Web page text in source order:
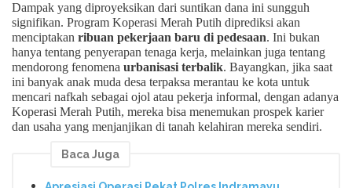
Dampak yang diproyeksikan dari suntikan dana ini sungguh
signifikan. Program Koperasi Merah Putih diprediksi akan
menciptakan ribuan pekerjaan baru di pedesaan. Ini bukan
hanya tentang penyerapan tenaga kerja, melainkan juga tentang
mendorong fenomena urbanisasi terbalik. Bayangkan, jika saat
ini banyak anak muda desa terpaksa merantau ke kota untuk
mencari nafkah sebagai ojol atau pekerja informal, dengan adanya
Koperasi Merah Putih, mereka bisa menemukan prospek karier
dan usaha yang menjanjikan di tanah kelahiran mereka sendiri.
Baca Juga